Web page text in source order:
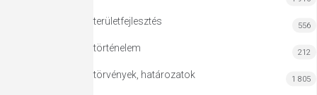
területfejlesztés 556
történelem 212
törvények, határozatok 1 805